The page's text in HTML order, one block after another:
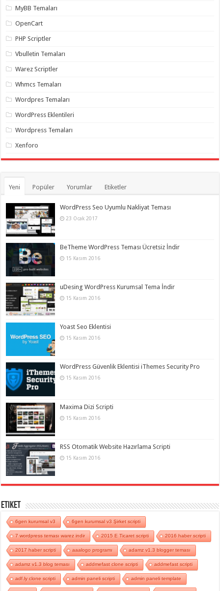
palyaço,
takipçi
twitter
hilesi ,
takipçi
MyBB Temaları
OpenCart
PHP Scriptler
Vbulletin Temaları
Warez Scriptler
Whmcs Temaları
Wordpres Temaları
WordPress Eklentileri
Wordpress Temaları
Xenforo
Yeni Popüler Yorumlar Etiketler
WordPress Seo Uyumlu Nakliyat Teması
23 Ocak 2017
BeTheme WordPress Teması Ücretsiz İndir
15 Kasım 2016
uDesing WordPress Kurumsal Tema İndir
15 Kasım 2016
Yoast Seo Eklentisi
15 Kasım 2016
WordPress Güvenlik Eklentisi iThemes Security Pro
15 Kasım 2016
Maxima Dizi Scripti
15 Kasım 2016
RSS Otomatik Website Hazırlama Scripti
15 Kasım 2016
Etiket
6gen kurumsal v3 6gen kurumsal v3 Şirket scripti
7 wordpress teması warez indir 2015 E Ticaret scripti 2016 haber scripti
2017 haber scripti aaalogo programı adamz v1.3 blogger teması
adamz v1.3 blog teması addmefast clone scripti addmefast scripti
adf.ly clone scripti admin paneli scripti admin paneli template